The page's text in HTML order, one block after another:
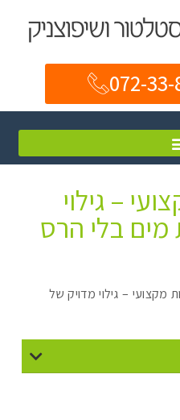
– גילוי
מים בלי הרס
מקצועי – גילוי מדויק של